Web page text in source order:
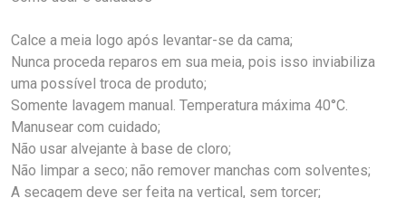
Calce a meia logo após levantar-se da cama;
Nunca proceda reparos em sua meia, pois isso inviabiliza
uma possível troca de produto;
Somente lavagem manual. Temperatura máxima 40°C.
Manusear com cuidado;
Não usar alvejante à base de cloro;
Não limpar a seco; não remover manchas com solventes;
A secagem deve ser feita na vertical, sem torcer;